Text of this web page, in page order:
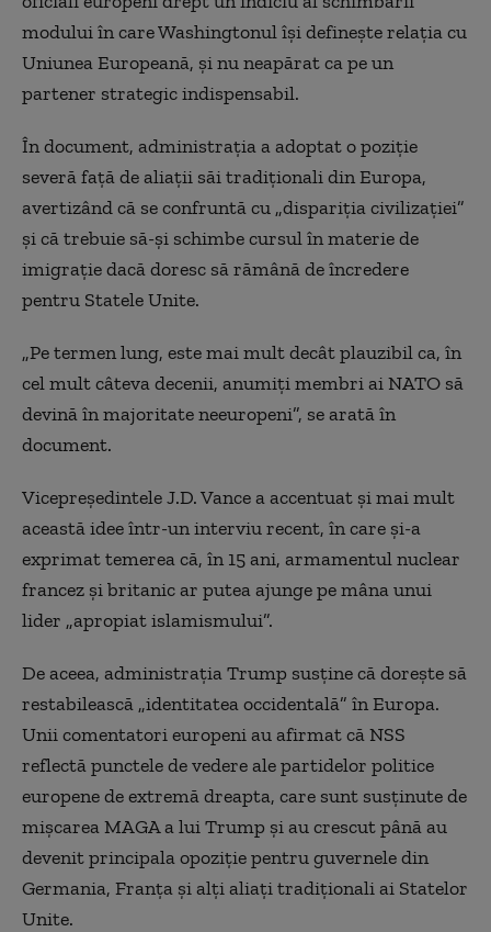
modului în care Washingtonul îşi defineşte relaţia cu
Uniunea Europeană, şi nu neapărat ca pe un
partener strategic indispensabil.
În document, administraţia a adoptat o poziţie
severă faţă de aliaţii săi tradiţionali din Europa,
avertizând că se confruntă cu „dispariţia civilizaţiei”
şi că trebuie să-şi schimbe cursul în materie de
imigraţie dacă doresc să rămână de încredere
pentru Statele Unite.
„Pe termen lung, este mai mult decât plauzibil ca, în
cel mult câteva decenii, anumiţi membri ai NATO să
devină în majoritate neeuropeni”, se arată în
document.
Vicepreşedintele J.D. Vance a accentuat şi mai mult
această idee într-un interviu recent, în care şi-a
exprimat temerea că, în 15 ani, armamentul nuclear
francez şi britanic ar putea ajunge pe mâna unui
lider „apropiat islamismului”.
De aceea, administraţia Trump susţine că doreşte să
restabilească „identitatea occidentală” în Europa.
Unii comentatori europeni au afirmat că NSS
reflectă punctele de vedere ale partidelor politice
europene de extremă dreapta, care sunt susţinute de
mişcarea MAGA a lui Trump şi au crescut până au
devenit principala opoziţie pentru guvernele din
Germania, Franţa şi alţi aliaţi tradiţionali ai Statelor
Unite.